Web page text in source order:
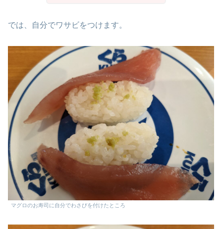
では、自分でワサビをつけます。
マグロのお寿司に自分でわさびを付けたところ